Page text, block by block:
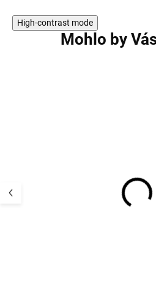
High-contrast mode
Mohlo by